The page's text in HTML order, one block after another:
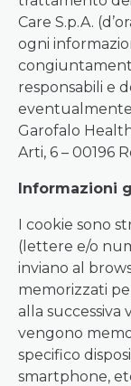
Care S.p.A.
ogni
responsabili e
eventualmente
Garofalo
Arti, 6 – 00196
Informazioni
I cookie sono
(lettere e/o
inviano al
memorizzati
alla successiva
vengono
specifico
smartphone,